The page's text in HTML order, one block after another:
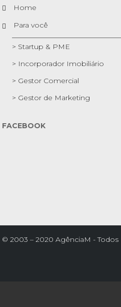
Home
Para você
> Startup & PME
> Incorporador Imobiliário
> Gestor Comercial
> Gestor de Marketing
FACEBOOK
© 2003 – 2020 AgênciaM - Todos